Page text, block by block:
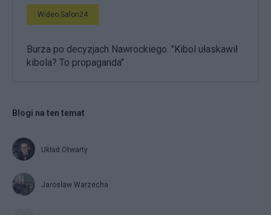
Wideo Salon24
Burza po decyzjach Nawrockiego. "Kibol ułaskawił
kibola? To propaganda"
Blogi na ten temat
Układ Otwarty
Jarosław Warzecha